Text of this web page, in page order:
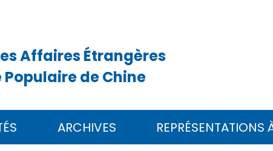
Affaires Étrangères
Populaire de Chine
ARCHIVES REPRÉSENTATIONS